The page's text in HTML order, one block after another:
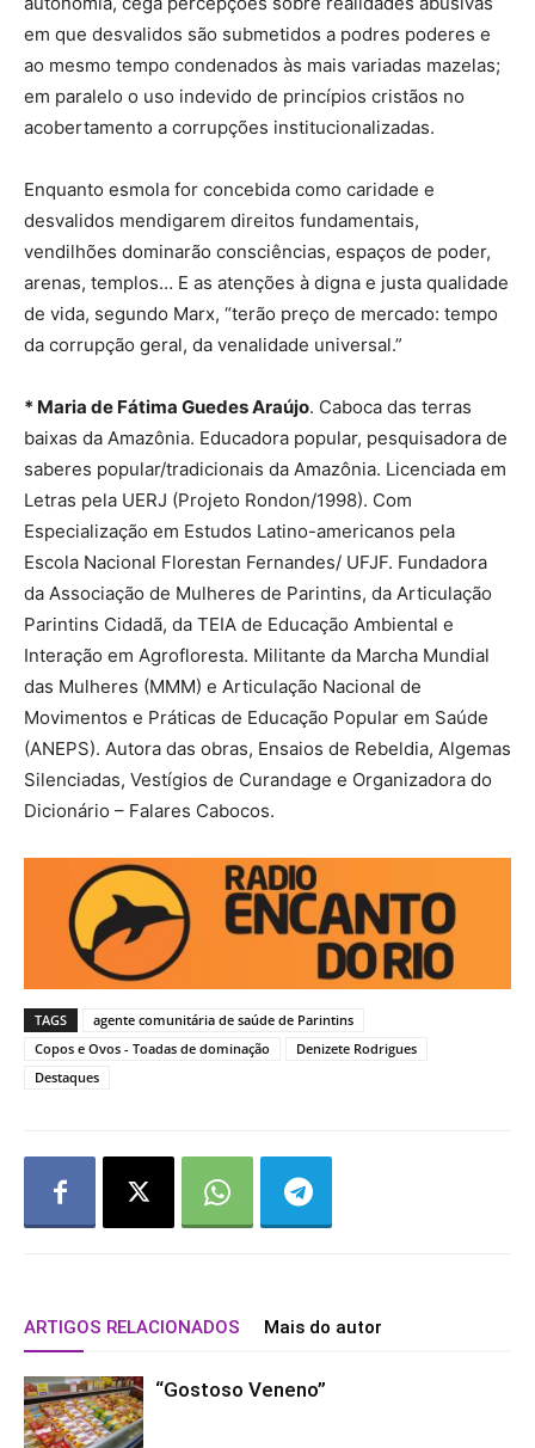
em que desvalidos são submetidos a podres poderes e
ao mesmo tempo condenados às mais variadas mazelas;
em paralelo o uso indevido de princípios cristãos no
acobertamento a corrupções institucionalizadas.
Enquanto esmola for concebida como caridade e
desvalidos mendigarem direitos fundamentais,
vendilhões dominarão consciências, espaços de poder,
arenas, templos… E as atenções à digna e justa qualidade
de vida, segundo Marx, “terão preço de mercado: tempo
da corrupção geral, da venalidade universal.”
* Maria de Fátima Guedes Araújo. Caboca das terras
baixas da Amazônia. Educadora popular, pesquisadora de
saberes popular/tradicionais da Amazônia. Licenciada em
Letras pela UERJ (Projeto Rondon/1998). Com
Especialização em Estudos Latino-americanos pela
Escola Nacional Florestan Fernandes/ UFJF. Fundadora
da Associação de Mulheres de Parintins, da Articulação
Parintins Cidadã, da TEIA de Educação Ambiental e
Interação em Agrofloresta. Militante da Marcha Mundial
das Mulheres (MMM) e Articulação Nacional de
Movimentos e Práticas de Educação Popular em Saúde
(ANEPS). Autora das obras, Ensaios de Rebeldia, Algemas
Silenciadas, Vestígios de Curandage e Organizadora do
Dicionário – Falares Cabocos.
TAGS
agente comunitária de saúde de Parintins
Copos e Ovos - Toadas de dominação
Denizete Rodrigues
Destaques
ARTIGOS RELACIONADOS Mais do autor
“Gostoso Veneno”